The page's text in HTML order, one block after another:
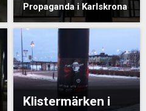
Propaganda i Karlskrona
Klistermärken i